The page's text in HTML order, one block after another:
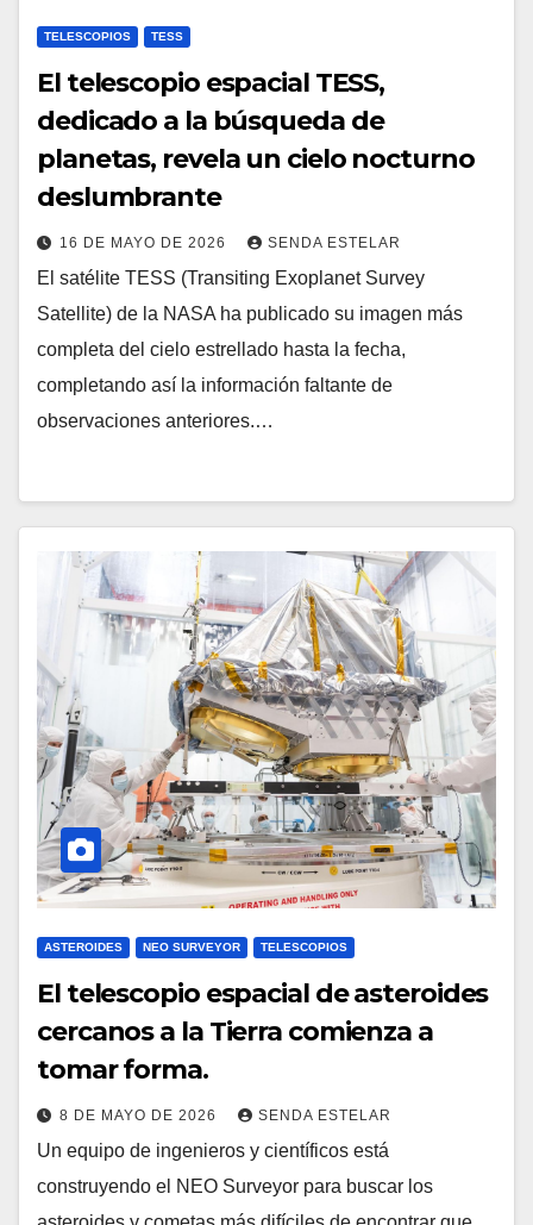
TELESCOPIOS TESS
El telescopio espacial TESS,
dedicado a la búsqueda de
planetas, revela un cielo nocturno
deslumbrante
16 DE MAYO DE 2026 SENDA ESTELAR
El satélite TESS (Transiting Exoplanet Survey
Satellite) de la NASA ha publicado su imagen más
completa del cielo estrellado hasta la fecha,
completando así la información faltante de
observaciones anteriores.…
ASTEROIDES NEO SURVEYOR TELESCOPIOS
El telescopio espacial de asteroides
cercanos a la Tierra comienza a
tomar forma.
8 DE MAYO DE 2026 SENDA ESTELAR
Un equipo de ingenieros y científicos está
construyendo el NEO Surveyor para buscar los